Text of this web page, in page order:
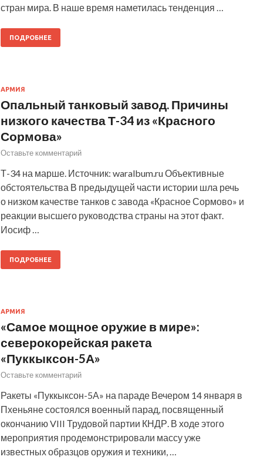
стран мира. В наше время наметилась тенденция …
ПОДРОБНЕЕ
АРМИЯ
Опальный танковый завод. Причины
низкого качества Т-34 из «Красного
Сормова»
Оставьте комментарий
Т-34 на марше. Источник: waralbum.ru Объективные
обстоятельства В предыдущей части истории шла речь
о низком качестве танков с завода «Красное Сормово» и
реакции высшего руководства страны на этот факт.
Иосиф …
ПОДРОБНЕЕ
АРМИЯ
«Самое мощное оружие в мире»:
северокорейская ракета
«Пуккыксон-5А»
Оставьте комментарий
Ракеты «Пуккыксон-5А» на параде Вечером 14 января в
Пхеньяне состоялся военный парад, посвященный
окончанию VIII Трудовой партии КНДР. В ходе этого
мероприятия продемонстрировали массу уже
известных образцов оружия и техники, …